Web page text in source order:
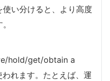
使い分けると、より高度
hold/get/obtain a
れます。たとえば、運